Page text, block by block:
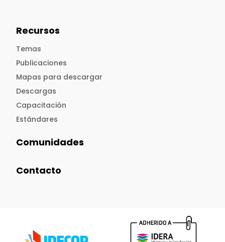
Recursos
Temas
Publicaciones
Mapas para descargar
Descargas
Capacitación
Estándares
Comunidades
Contacto